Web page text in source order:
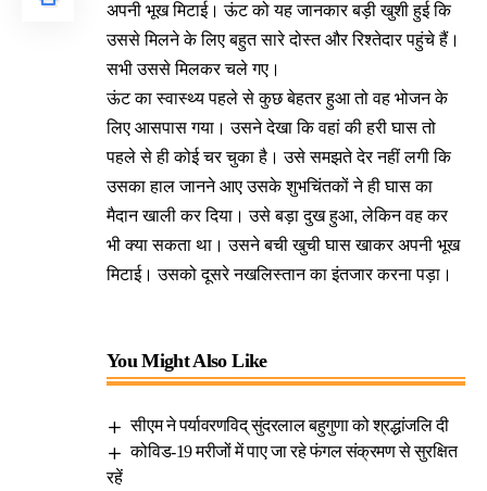
अपनी भूख मिटाई। ऊंट को यह जानकार बड़ी खुशी हुई कि
उससे मिलने के लिए बहुत सारे दोस्त और रिश्तेदार पहुंचे हैं।
सभी उससे मिलकर चले गए।
ऊंट का स्वास्थ्य पहले से कुछ बेहतर हुआ तो वह भोजन के
लिए आसपास गया। उसने देखा कि वहां की हरी घास तो
पहले से ही कोई चर चुका है। उसे समझते देर नहीं लगी कि
उसका हाल जानने आए उसके शुभचिंतकों ने ही घास का
मैदान खाली कर दिया। उसे बड़ा दुख हुआ, लेकिन वह कर
भी क्या सकता था। उसने बची खुची घास खाकर अपनी भूख
मिटाई। उसको दूसरे नखलिस्तान का इंतजार करना पड़ा।
You Might Also Like
सीएम ने पर्यावरणविद् सुंदरलाल बहुगुणा को श्रद्धांजलि दी
कोविड-19 मरीजों में पाए जा रहे फंगल संक्रमण से सुरक्षित
रहें